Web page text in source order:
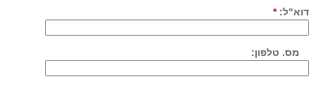
דוא"ל:*
מס. טלפון: